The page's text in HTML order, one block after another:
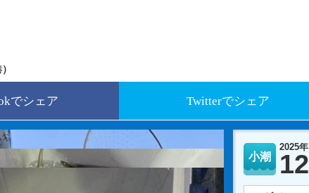
でシェア Twitterでシェア
小潮
2025年
12